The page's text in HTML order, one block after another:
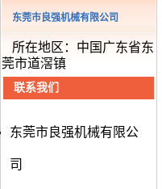
东莞市良强机械有限公司
所在地区：中国广东省东
莞市道滘镇
联系我们
东莞市良强机械有限公
司